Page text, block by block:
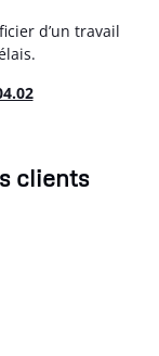
d’un travail
clients